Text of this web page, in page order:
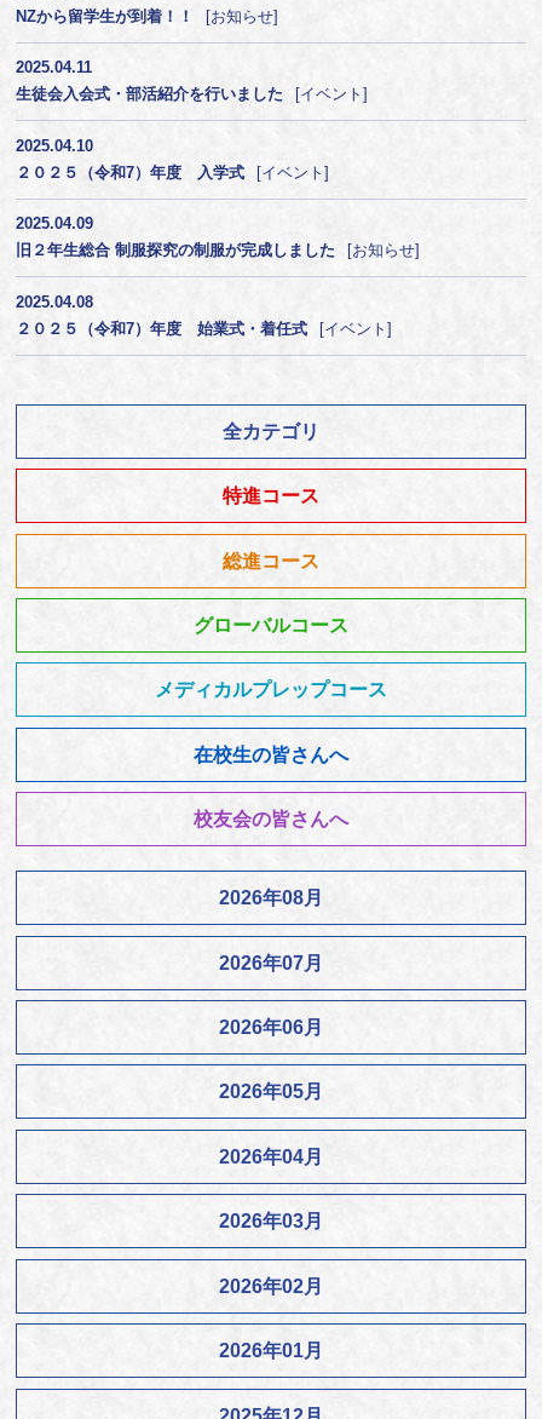
NZから留学生が到着！！
お知らせ
2025.04.11
生徒会入会式・部活紹介を行いました
イベント
2025.04.10
２０２５（令和7）年度 入学式
イベント
2025.04.09
旧２年生総合 制服探究の制服が完成しました
お知らせ
2025.04.08
２０２５（令和7）年度 始業式・着任式
イベント
全カテゴリ
特進コース
総進コース
グローバルコース
メディカルプレップコース
在校生の皆さんへ
校友会の皆さんへ
2026年08月
2026年07月
2026年06月
2026年05月
2026年04月
2026年03月
2026年02月
2026年01月